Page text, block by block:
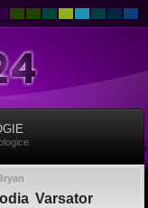
Varsator